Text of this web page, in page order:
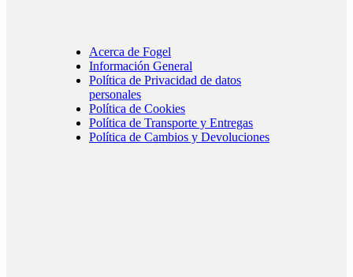
Acerca de Fogel
Información General
Política de Privacidad de datos
personales
Política de Cookies
Política de Transporte y Entregas
Política de Cambios y Devoluciones